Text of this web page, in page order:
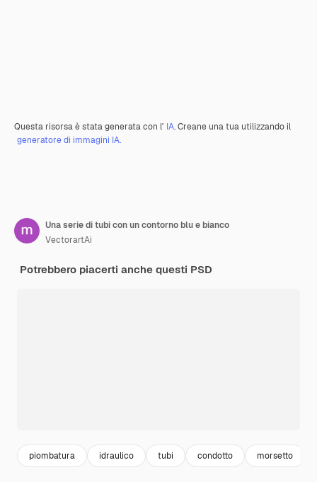
Questa risorsa è stata generata con l' IA. Creane una tua utilizzando il
generatore di immagini IA.
Una serie di tubi con un contorno blu e bianco
VectorartAi
Potrebbero piacerti anche questi PSD
piombatura idraulico tubi condotto morsetto